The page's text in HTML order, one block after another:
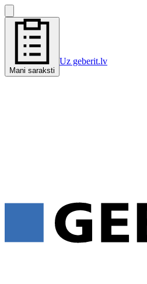
Mani saraksti
Uz geberit.lv